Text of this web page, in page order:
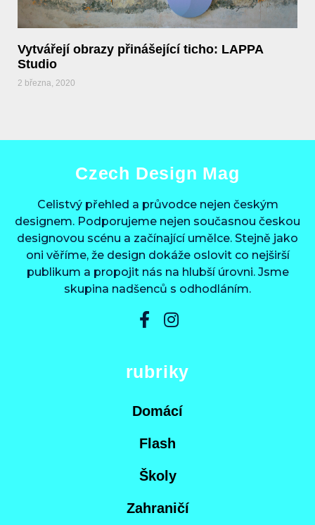
Vytvářejí obrazy přinášející ticho: LAPPA
Studio
2 března, 2020
Czech Design Mag
Celistvý přehled a průvodce nejen českým
designem. Podporujeme nejen současnou českou
designovou scénu a začínající umělce. Stejně jako
oni věříme, že design dokáže oslovit co nejširší
publikum a propojit nás na hlubší úrovni. Jsme
skupina nadšenců s odhodláním.
rubriky
Domácí
Flash
Školy
Zahraničí